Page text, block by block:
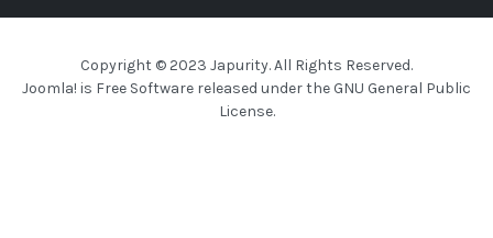
Copyright © 2023 Japurity. All Rights Reserved.
Joomla! is Free Software released under the GNU General Public
License.